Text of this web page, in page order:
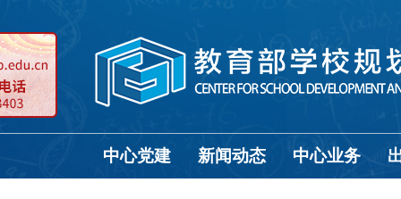
中心党建 新闻动态 中心业务